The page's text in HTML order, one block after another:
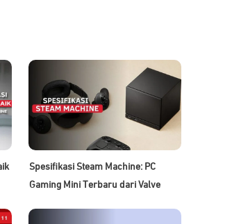
Spesifikasi Steam Machine: PC
Gaming Mini Terbaru dari Valve